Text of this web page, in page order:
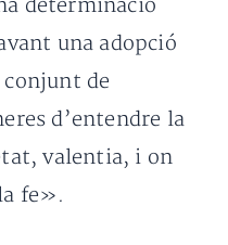
determinació
una adopció
de
d’entendre la
valentia, i on
fe».